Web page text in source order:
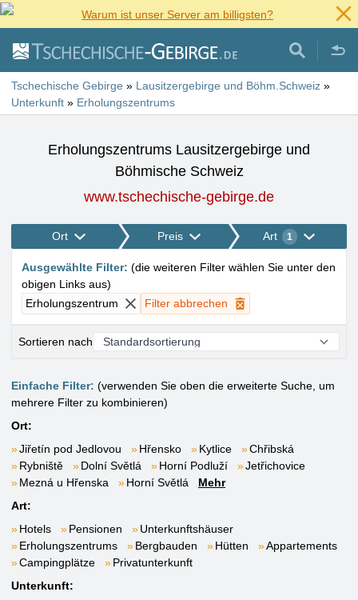
Warum ist unser Server am billigsten?
Tschechische Gebirge » Lausitzergebirge und Böhm.Schweiz »
Unterkunft » Erholungszentrums
Erholungszentrums Lausitzergebirge und
Böhmische Schweiz
www.tschechische-gebirge.de
Ort Preis Art 1
Ausgewählte Filter: (die weiteren Filter wählen Sie unter den
obigen Links aus)
Erholungszentrum
Filter abbrechen
Sortieren nach
Einfache Filter: (verwenden Sie oben die erweiterte Suche, um
mehrere Filter zu kombinieren)
Ort:
Jiřetín pod Jedlovou
Hřensko Kytlice
Chřibská
Rybniště
Dolní Světlá Horní Podluží
Jetřichovice
Mezná u Hřenska
Horní Světlá
Mehr
Art:
Hotels
Pensionen
Unterkunftshäuser
Erholungszentrums
Bergbauden Hütten
Appartements
Campingplätze
Privatunterkunft
Unterkunft: